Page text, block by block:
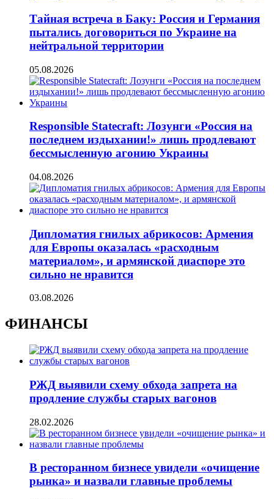
Тайная встреча в Баку: Россия и Германия
пытались договориться по Украине на
нейтральной территории
05.08.2026
Responsible Statecraft: Лозунги «Россия на
последнем издыхании!» лишь продлевают
бессмысленную агонию Украины
04.08.2026
Дипломатия гнилых абрикосов: Армения
для Европы оказалась «расходным
материалом», и армянской диаспоре это
сильно не нравится
03.08.2026
ФИНАНСЫ
РЖД выявили схему обхода запрета на
продление службы старых вагонов
28.02.2026
В ресторанном бизнесе увидели «очищение
рынка» и назвали главные проблемы